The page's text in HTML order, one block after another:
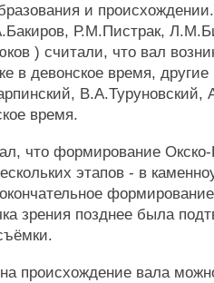
и
Р.М.Пистрак,
) считали, что вал
в девонское время, другие
В.А.Туруновский,
время.
что формирование
этапов - в
зрения позднее была
происхождение вала